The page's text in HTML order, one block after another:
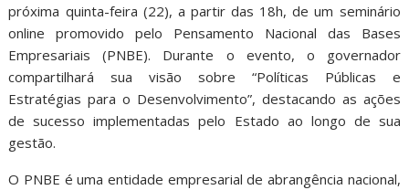
próxima quinta-feira (22), a partir das 18h, de um seminário
online promovido pelo Pensamento Nacional das Bases
Empresariais (PNBE). Durante o evento, o governador
compartilhará sua visão sobre “Políticas Públicas e
Estratégias para o Desenvolvimento”, destacando as ações
de sucesso implementadas pelo Estado ao longo de sua
gestão.
O PNBE é uma entidade empresarial de abrangência nacional,